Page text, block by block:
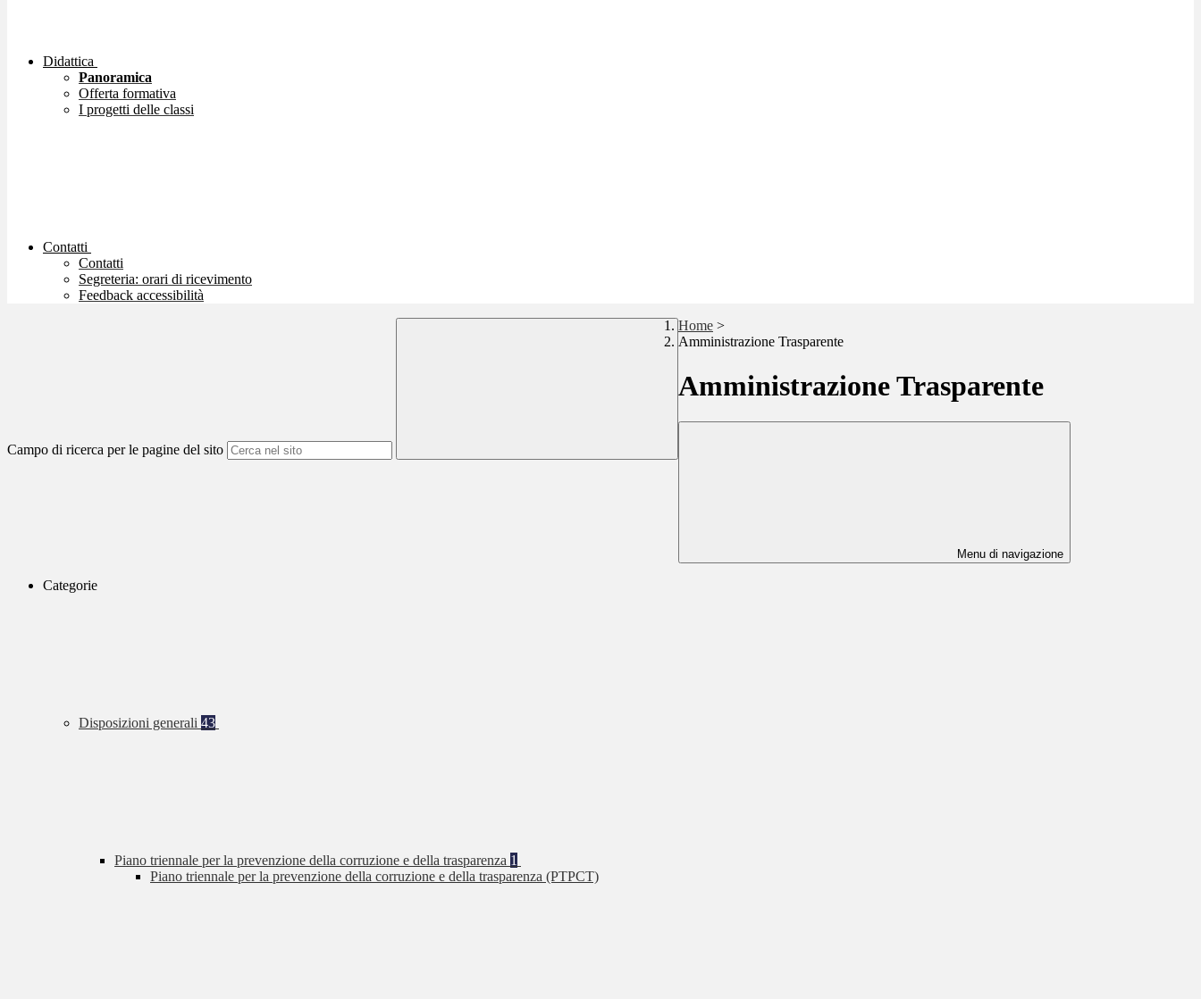
Didattica
Panoramica
Offerta formativa
I progetti delle classi
Contatti
Contatti
Segreteria: orari di ricevimento
Feedback accessibilità
Campo di ricerca per le pagine del sito
Home >
Amministrazione Trasparente
Amministrazione Trasparente
Menu di navigazione
Categorie
Disposizioni generali 43
Piano triennale per la prevenzione della corruzione e della trasparenza 1
Piano triennale per la prevenzione della corruzione e della trasparenza (PTPCT)